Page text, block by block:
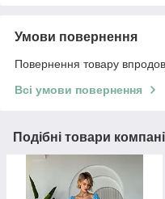
Умови повернення
Повернення товару
Всі умови повернення
Подібні товари